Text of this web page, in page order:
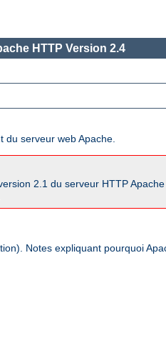
HTTP Version 2.4
du serveur web Apache.
2.1 du serveur HTTP
Notes expliquant pourquoi